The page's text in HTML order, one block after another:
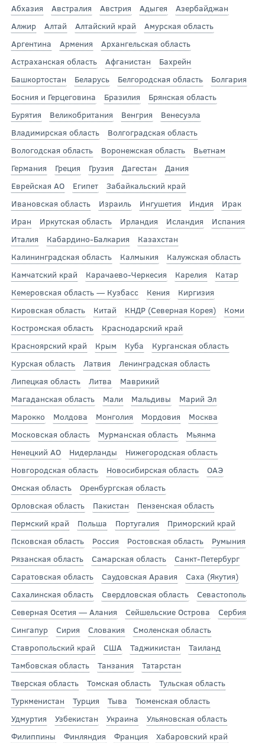
Абхазия Австралия Австрия Адыгея
Азербайджан
Алжир
Алтай Алтайский край
Амурская область
Аргентина
Армения
Архангельская область
Астраханская область
Афганистан
Бахрейн
Башкортостан
Беларусь Белгородская область
Болгария
Босния и Герцеговина
Бразилия
Брянская область
Бурятия
Великобритания Венгрия
Венесуэла
Владимирская область
Волгоградская область
Вологодская область
Воронежская область
Вьетнам
Германия
Греция Грузия Дагестан
Дания
Еврейская АО
Египет
Забайкальский край
Ивановская область
Израиль Ингушетия Индия
Ирак
Иран
Иркутская область Ирландия Исландия
Испания
Италия
Кабардино-Балкария
Казахстан
Калининградская область
Калмыкия
Калужская область
Камчатский край
Карачаево-Черкесия Карелия
Катар
Кемеровская область — Кузбасс
Кения
Киргизия
Кировская область
Китай КНДР (Северная Корея)
Коми
Костромская область
Краснодарский край
Красноярский край
Крым Куба
Курганская область
Курская область
Латвия
Ленинградская область
Липецкая область
Литва
Маврикий
Магаданская область
Мали Мальдивы
Марий Эл
Марокко
Молдова Монголия Мордовия
Москва
Московская область
Мурманская область
Мьянма
Ненецкий АО
Нидерланды
Нижегородская область
Новгородская область
Новосибирская область
ОАЭ
Омская область
Оренбургская область
Орловская область
Пакистан
Пензенская область
Пермский край
Польша Португалия
Приморский край
Псковская область
Россия Ростовская область
Румыния
Рязанская область
Самарская область
Санкт-Петербург
Саратовская область
Саудовская Аравия
Саха (Якутия)
Сахалинская область
Свердловская область
Севастополь
Северная Осетия — Алания
Сейшельские Острова
Сербия
Сингапур
Сирия Словакия
Смоленская область
Ставропольский край
США Таджикистан
Таиланд
Тамбовская область
Танзания
Татарстан
Тверская область
Томская область
Тульская область
Туркменистан
Турция Тыва
Тюменская область
Удмуртия
Узбекистан Украина
Ульяновская область
Филиппины
Финляндия Франция
Хабаровский край